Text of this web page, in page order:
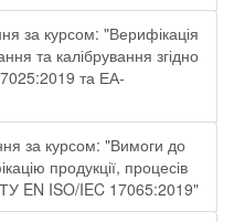
за курсом: "Верифікація
та калібрування згідно
та ЕА-
за курсом: "Вимоги до
продукції, процесів
EN ISO/IEC 17065:2019"